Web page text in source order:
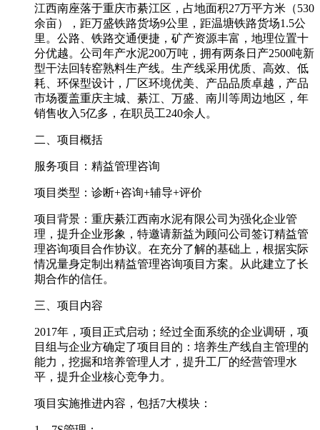
江西南座落于重庆市綦江区，占地面积27万平方米（530
余亩），距万盛铁路货场9公里，距温塘铁路货场1.5公
里。公路、铁路交通便捷，矿产资源丰富，地理位置十
分优越。公司年产水泥200万吨，拥有两条日产2500吨新
型干法回转窑熟料生产线。生产线采用优质、高效、低
耗、环保型设计，厂区环境优美、产品品质卓越，产品
市场覆盖重庆主城、綦江、万盛、南川等周边地区，年
销售收入5亿多，在职员工240余人。
二、项目概括
服务项目：精益管理咨询
项目类型：诊断+咨询+辅导+评价
项目背景：重庆綦江西南水泥有限公司为强化企业管
理，提升企业形象，特邀请新益为顾问公司签订精益管
理咨询项目合作协议。在充分了解的基础上，根据实际
情况量身定制出精益管理咨询项目方案。从此建立了长
期合作的信任。
三、项目内容
2017年，项目正式启动；经过全面系统的企业调研，项
目组与企业方确定了项目目的：培养生产线自主管理的
能力，挖掘和培养管理人才，提升工厂的经营管理水
平，提升企业核心竞争力。
项目实施推进内容，包括7大模块：